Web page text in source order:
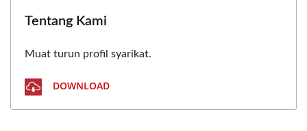
Tentang Kami
Muat turun profil syarikat.
DOWNLOAD